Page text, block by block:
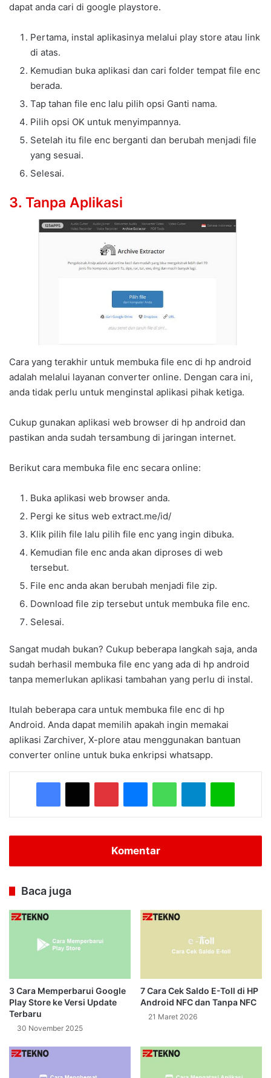
dapat anda cari di google playstore.
Pertama, instal aplikasinya melalui play store atau link
di atas.
Kemudian buka aplikasi dan cari folder tempat file enc
berada.
Tap tahan file enc lalu pilih opsi Ganti nama.
Pilih opsi OK untuk menyimpannya.
Setelah itu file enc berganti dan berubah menjadi file
yang sesuai.
Selesai.
3. Tanpa Aplikasi
Cara yang terakhir untuk membuka file enc di hp android
adalah melalui layanan converter online. Dengan cara ini,
anda tidak perlu untuk menginstal aplikasi pihak ketiga.
Cukup gunakan aplikasi web browser di hp android dan
pastikan anda sudah tersambung di jaringan internet.
Berikut cara membuka file enc secara online:
Buka aplikasi web browser anda.
Pergi ke situs web extract.me/id/
Klik pilih file lalu pilih file enc yang ingin dibuka.
Kemudian file enc anda akan diproses di web
tersebut.
File enc anda akan berubah menjadi file zip.
Download file zip tersebut untuk membuka file enc.
Selesai.
Sangat mudah bukan? Cukup beberapa langkah saja, anda
sudah berhasil membuka file enc yang ada di hp android
tanpa memerlukan aplikasi tambahan yang perlu di instal.
Itulah beberapa cara untuk membuka file enc di hp
Android. Anda dapat memilih apakah ingin memakai
aplikasi Zarchiver, X-plore atau menggunakan bantuan
converter online untuk buka enkripsi whatsapp.
Facebook
X PinterestMessengerWhatsAppTelegramLine
Komentar
Baca juga
3 Cara Memperbarui Google
Play Store ke Versi Update
Terbaru
30 November 2025
7 Cara Cek Saldo E-Toll di HP
Android NFC dan Tanpa NFC
21 Maret 2026